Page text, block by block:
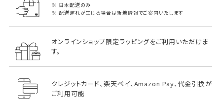
日本配送のみ
配送遅れが生じる場合は新着情報でご案内いたします
オンラインショップ限定ラッピングをご利用いただけま
す。
クレジットカード、楽天ペイ、Amazon Pay、代金引換が
ご利用可能